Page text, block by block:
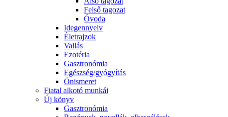
Felső tagozat
Óvoda
Idegennyelv
Életrajzok
Vallás
Ezotéria
Gasztronómia
Egészség/gyógyítás
Önismeret
Fiatal alkotó munkái
Új könyv
Gasztronómia